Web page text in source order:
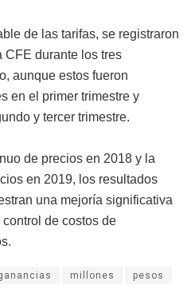
de las tarifas, se registraron
CFE durante los tres
aunque estos fueron
en el primer trimestre y
y tercer trimestre.
de precios en 2018 y la
en 2019, los resultados
una mejoría significativa
de costos de
millones pesos